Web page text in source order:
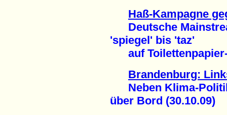
Haß-Kampagne
Deutsche
'spiegel' bis 'taz'
auf Toilettenpapier-
Brandenburg:
Neben Klima-
über Bord (30.10.09)